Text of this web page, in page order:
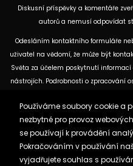
Diskusní příspěvky a komentáře
autorů a nemusí odpovídat
Odesláním kontaktního formuláře
uživatel na vědomí, že může být
Světa za účelem poskytnutí
nástrojích. Podrobnosti o zpracování
dostupných na těchto internetových
být uvedeny informace o použitých
ke kterému se
Používáme soubory cookie a
nezbytné pro provoz
se používají k provádění
Pokračováním v používání
vyjadřujete souhlas s